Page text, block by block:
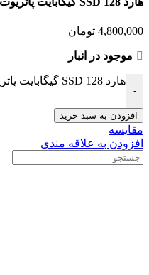
4,800,000 تومان
موجود در انبار
-
هارد SSD 128 گیگابایت پاتریوت PATRIOT P210 2.5 عدد
افزودن به سبد خرید
مقایسه
افزودن به علاقه مندی